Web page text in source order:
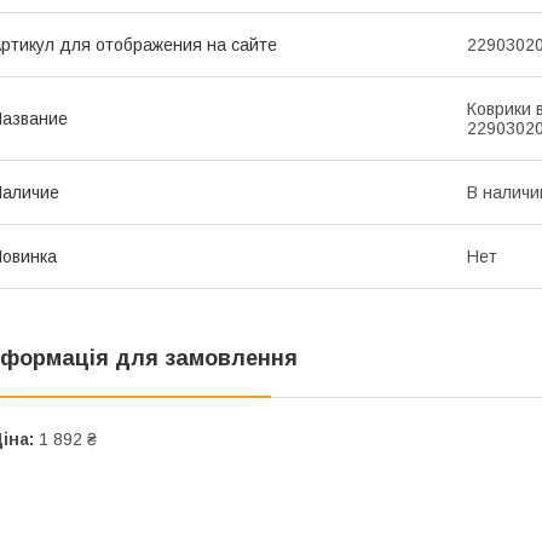
для отображения на сайте
Коврики
В
Нет
для замовлення
1 892 ₴